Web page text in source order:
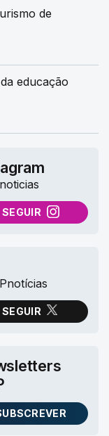
de
educação
SEGUIR
INSTAGRAM
SEGUIR
X (TWITTER)
RTP